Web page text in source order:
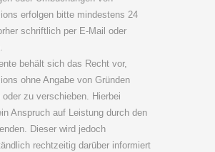
erfolgen bitte mindestens 24
schriftlich per E-Mail oder
behält sich das Recht vor,
ohne Angabe von Gründen
oder zu verschieben. Hierbei
Anspruch auf Leistung durch den
Dieser wird jedoch
rechtzeitig darüber informiert